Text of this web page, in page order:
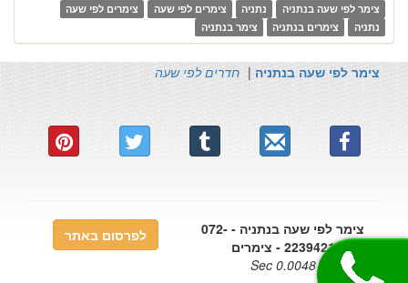
צימר לפי שעה בנתניה נתניה צימרים לפי שעה
צימרים לפי שעה
נתניה
צימרים בנתניה צימר בנתניה
צימר לפי שעה בנתניה | חדרים לפי שעה
לפרסום באתר
צימר לפי שעה בנתניה - 072-
2239421 - צימרים
0.0048 Sec